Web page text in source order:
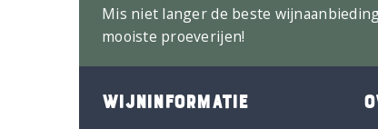
Mis niet langer de beste
mooiste proeverijen!
WIJNINFORMATIE